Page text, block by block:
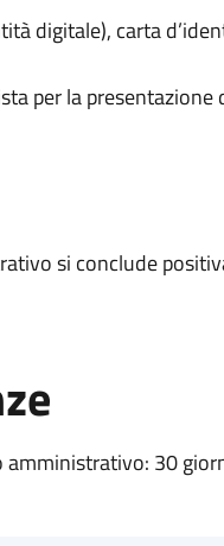
digitale), carta
per la presentazione
si conclude
amministrativo: 30